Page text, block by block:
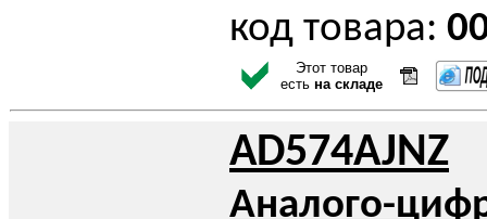
код товара:
Этот товар
есть на складе
AD574AJNZ
Аналого-